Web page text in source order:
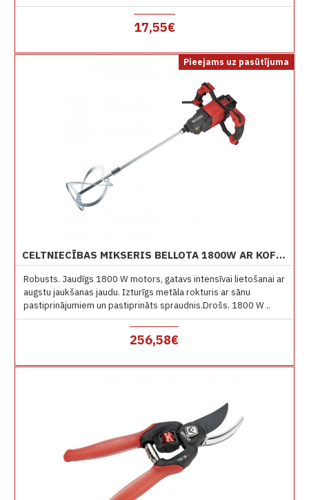
17,55€
Pieejams uz pasūtījuma
CELTNIECĪBAS MIKSERIS BELLOTA 1800W AR KOFERI
Robusts. Jaudīgs 1800 W motors, gatavs intensīvai lietošanai ar
augstu jaukšanas jaudu. Izturīgs metāla rokturis ar sānu
pastiprinājumiem un pastiprināts spraudnis.Drošs. 1800 W ..
256,58€